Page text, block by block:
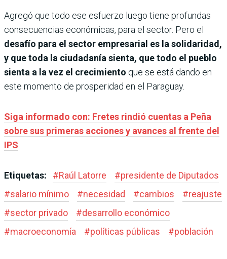
Agregó que todo ese esfuerzo luego tiene profundas
consecuencias económicas, para el sector. Pero el
desafío para el sector empresarial es la solidaridad,
y que toda la ciudadanía sienta, que todo el pueblo
sienta a la vez el crecimiento que se está dando en
este momento de prosperidad en el Paraguay.
Siga informado con: Fretes rindió cuentas a Peña
sobre sus primeras acciones y avances al frente del
IPS
Etiquetas: #Raúl Latorre #presidente de Diputados
#salario mínimo #necesidad #cambios #reajuste
#sector privado #desarrollo económico
#macroeconomía #políticas públicas #población